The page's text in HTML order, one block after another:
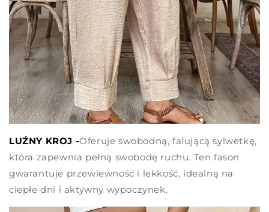
LUŹNY KROJ -Oferuje swobodną, falującą sylwetkę,
która zapewnia pełną swobodę ruchu. Ten fason
gwarantuje przewiewność i lekkość, idealną na
ciepłe dni i aktywny wypoczynek.